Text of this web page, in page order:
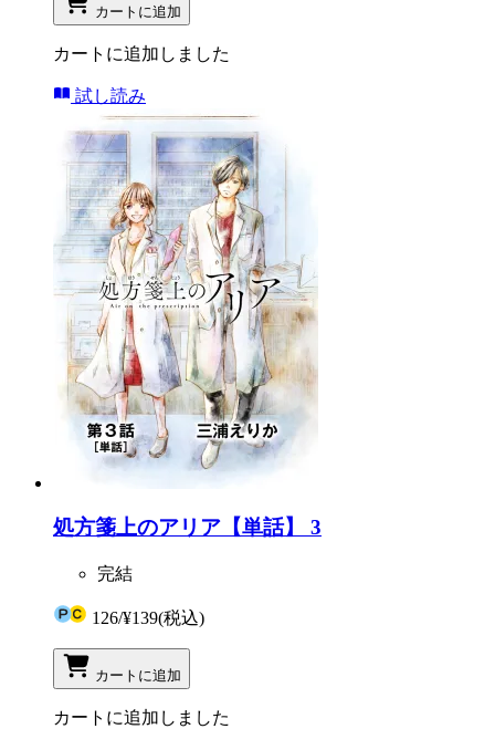
カートに追加
カートに追加しました
試し読み
処方箋上のアリア【単話】 3
完結
126/¥139(税込)
カートに追加
カートに追加しました